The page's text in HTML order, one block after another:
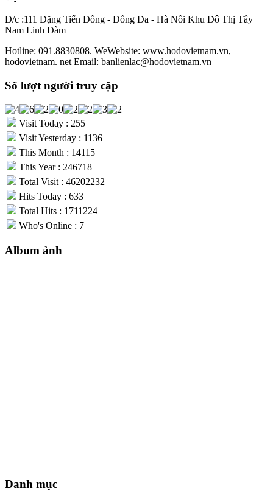
Đ/c :111 Đặng Tiến Đông - Đống Đa - Hà Nôi Khu Đô Thị Tây
Nam Linh Đàm
Hotline: 091.8830808. WeWebsite: www.hodovietnam.vn,
hodovietnam. net Email: banlienlac@hodovietnam.vn
Số lượt người truy cập
Visit Today : 255
Visit Yesterday : 1136
This Month : 14115
This Year : 246718
Total Visit : 46202232
Hits Today : 633
Total Hits : 1711224
Who's Online : 7
Album ảnh
Danh mục